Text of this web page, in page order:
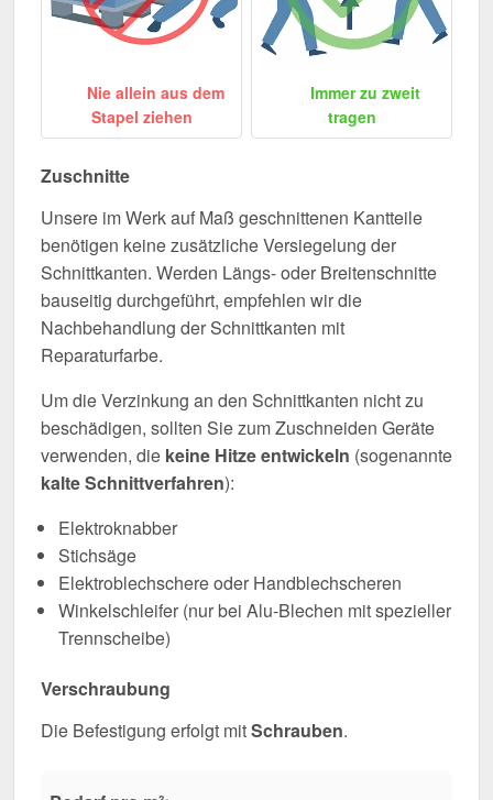
Nie allein aus dem
Stapel ziehen
Immer zu zweit
tragen
Zuschnitte
Unsere im Werk auf Maß geschnittenen Kantteile
benötigen keine zusätzliche Versiegelung der
Schnittkanten. Werden Längs- oder Breitenschnitte
bauseitig durchgeführt, empfehlen wir die
Nachbehandlung der Schnittkanten mit
Reparaturfarbe.
Um die Verzinkung an den Schnittkanten nicht zu
beschädigen, sollten Sie zum Zuschneiden Geräte
verwenden, die keine Hitze entwickeln (sogenannte
kalte Schnittverfahren):
Elektroknabber
Stichsäge
Elektroblechschere oder Handblechscheren
Winkelschleifer (nur bei Alu-Blechen mit spezieller
Trennscheibe)
Verschraubung
Die Befestigung erfolgt mitSchrauben.